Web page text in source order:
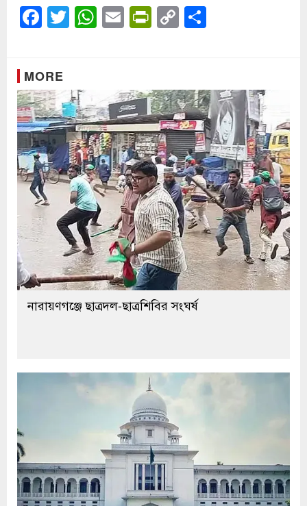
Facebook
Twitter
WhatsApp
EmailPrintFriendly
Copy
Link
MORE
নারায়ণগঞ্জে ছাত্রদল-ছাত্রশিবির সংঘর্ষ